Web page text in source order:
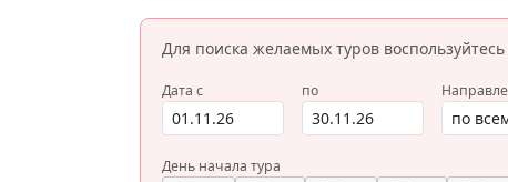
Для поиска желаемых туров
Дата с по
День начала тура